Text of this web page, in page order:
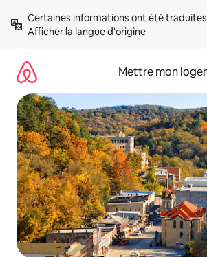
directement
Afficher la langue d'origine
Mettre mon